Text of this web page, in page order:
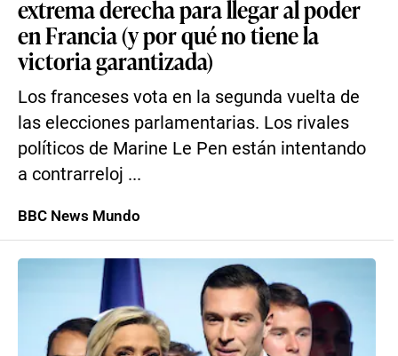
extrema derecha para llegar al poder
en Francia (y por qué no tiene la
victoria garantizada)
Los franceses vota en la segunda vuelta de
las elecciones parlamentarias. Los rivales
políticos de Marine Le Pen están intentando
a contrarreloj ...
BBC News Mundo